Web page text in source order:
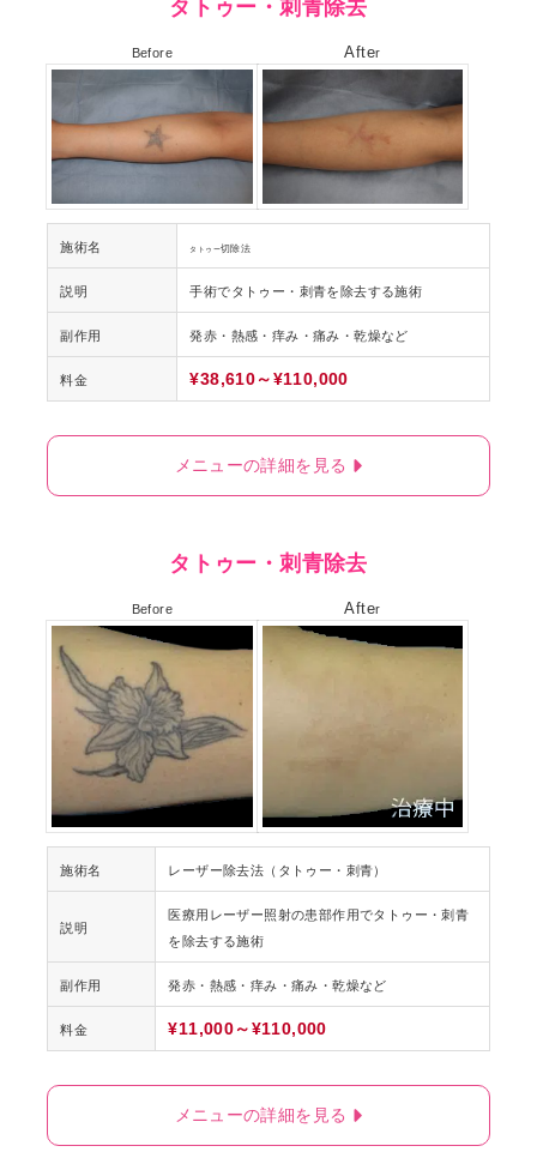
タトゥー・刺青除去
Before After
施術名 タトゥー切除法
説明 手術でタトゥー・刺青を除去する施術
副作用 発赤・熱感・痒み・痛み・乾燥など
料金 ¥38,610～¥110,000
メニューの詳細を見る
タトゥー・刺青除去
Before After
施術名 レーザー除去法（タトゥー・刺青）
説明
医療用レーザー照射の患部作用でタトゥー・刺青
を除去する施術
副作用 発赤・熱感・痒み・痛み・乾燥など
料金 ¥11,000～¥110,000
メニューの詳細を見る